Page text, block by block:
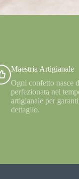
Maestria Artigianale
Ogni confetto nasce
perfezionata nel
artigianale per
dettaglio.